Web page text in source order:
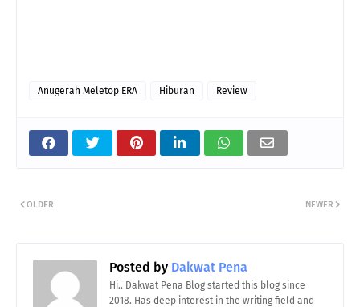
Anugerah Meletop ERA Hiburan Review
NEWER
OLDER
Posted by Dakwat Pena
Hi.. Dakwat Pena Blog started this blog since
2018. Has deep interest in the writing field and